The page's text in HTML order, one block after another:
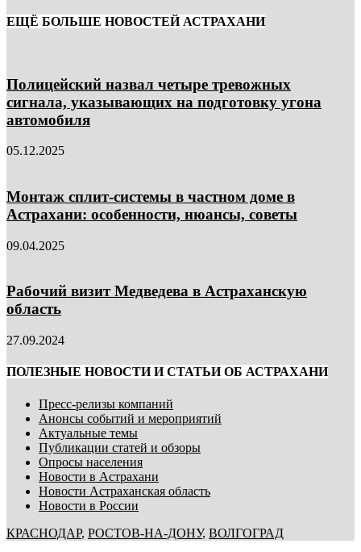
ЕЩЁ БОЛЬШЕ НОВОСТЕЙ АСТРАХАНИ
Полицейский назвал четыре тревожных
сигнала, указывающих на подготовку угона
автомобиля
05.12.2025
Монтаж сплит-системы в частном доме в
Астрахани: особенности, нюансы, советы
09.04.2025
Рабочий визит Медведева в Астраханскую
область
27.09.2024
ПОЛЕЗНЫЕ НОВОСТИ И СТАТЬИ ОБ АСТРАХАНИ
Пресс-релизы компаний
Анонсы событий и мероприятий
Актуальные темы
Публикации статей и обзоры
Опросы населения
Новости в Астрахани
Новости Астраханская область
Новости в России
КРАСНОДАР, РОСТОВ-НА-ДОНУ, ВОЛГОГРАД